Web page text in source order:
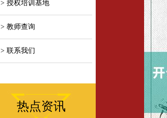
> 授权培训基地
> 教师查询
> 联系我们
热点资讯